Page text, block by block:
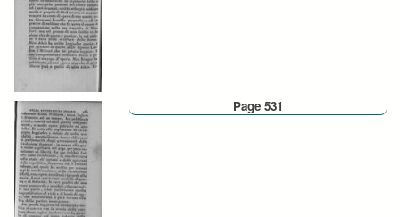
Page 531